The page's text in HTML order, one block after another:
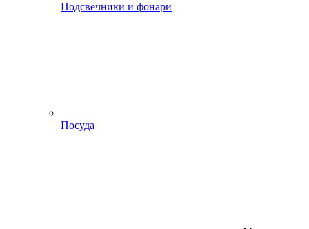
Подсвечники и фонари
Посуда